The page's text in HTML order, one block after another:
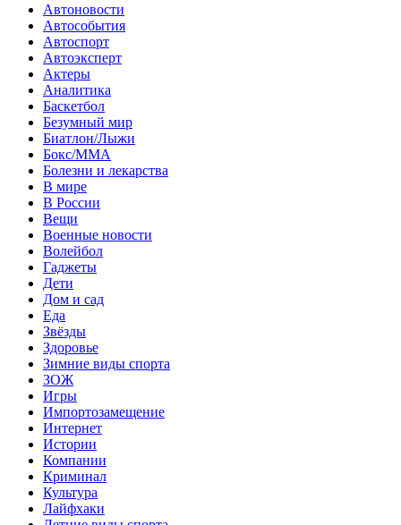
Автоновости
Автособытия
Автоспорт
Автоэксперт
Актеры
Аналитика
Баскетбол
Безумный мир
Биатлон/Лыжи
Бокс/MMA
Болезни и лекарства
В мире
В России
Вещи
Военные новости
Волейбол
Гаджеты
Дети
Дом и сад
Еда
Звёзды
Здоровье
Зимние виды спорта
ЗОЖ
Игры
Импортозамещение
Интернет
Истории
Компании
Криминал
Культура
Лайфхаки